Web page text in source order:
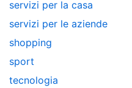
servizi per la casa
servizi per le aziende
shopping
sport
tecnologia